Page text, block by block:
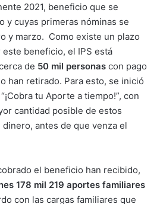
2021, beneficio que se
y cuyas primeras nóminas se
y marzo. Como existe un plazo
beneficio, el IPS está
de 50 mil personas con pago
han retirado. Para esto, se inició
tu Aporte a tiempo!”, con
cantidad posible de estos
antes de que venza el
el beneficio han recibido,
178 mil 219 aportes familiares
con las cargas familiares que